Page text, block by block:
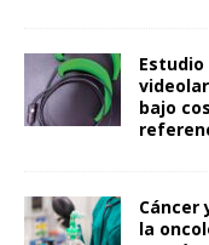
bajo
Cáncer
la